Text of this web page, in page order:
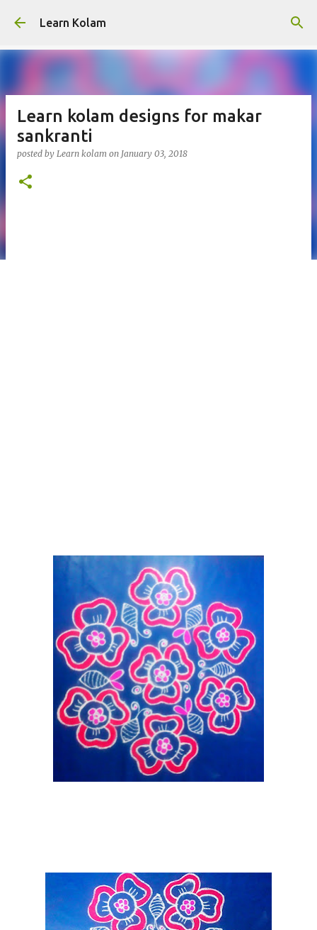
Learn Kolam
Learn kolam designs for makar
sankranti
posted by Learn kolam on January 03, 2018